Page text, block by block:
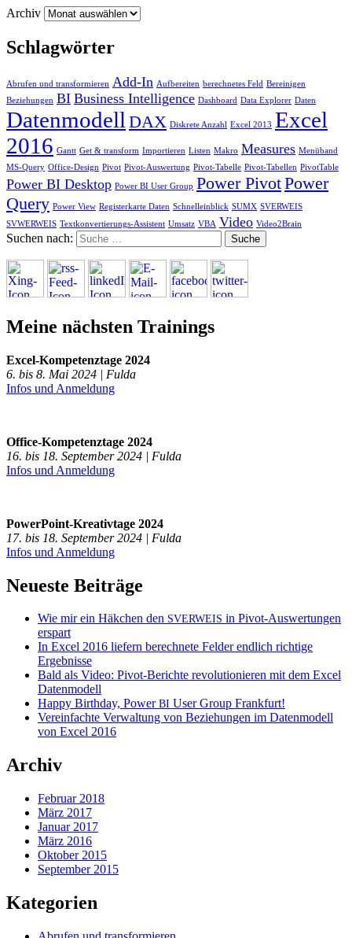
Archiv
Schlagwörter
Abrufen und transformieren Add-In Aufbereiten berechnetes Feld Bereinigen
Beziehungen BI Business Intelligence Dashboard Data Explorer Daten
Datenmodell DAX Diskrete Anzahl Excel 2013 Excel
2016 Gantt Get & transform Importieren Listen Makro Measures Menüband
MS-Query Office-Design Pivot Pivot-Auswertung Pivot-Tabelle Pivot-Tabellen PivotTable
Power BI Desktop Power BI User Group Power PivotPower
Query Power View Registerkarte Daten Schnelleinblick SUMX SVERWEIS
SVWERWEIS Textkonvertierungs-Assistent Umsatz VBA Video Video2Brain
Suchen nach:
Meine nächsten Trainings
Excel-Kompetenztage 2024
6. bis 8. Mai 2024 | Fulda
Infos und Anmeldung
Office-Kompetenztage 2024
16. bis 18. September 2024 | Fulda
Infos und Anmeldung
PowerPoint-Kreativtage 2024
17. bis 18. September 2024 | Fulda
Infos und Anmeldung
Neueste Beiträge
Wie mir ein Häkchen den SVERWEIS in Pivot-Auswertungen
erspart
In Excel 2016 liefern berechnete Felder endlich richtige
Ergebnisse
Bald als Video: Pivot-Berichte revolutionieren mit dem Excel
Datenmodell
Happy Birthday, PowerBI User Group Frankfurt!
Vereinfachte Verwaltung von Beziehungen im Datenmodell
von Excel 2016
Archiv
Februar 2018
März 2017
Januar 2017
März 2016
Oktober 2015
September 2015
Kategorien